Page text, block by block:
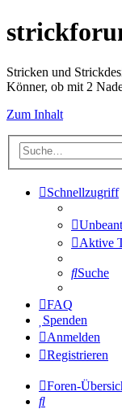
Stricken und
Könner, ob mit 2
Zum Inhalt
Schnellzugriff
Aktive
Suche
FAQ
Spenden
Anmelden
Registrieren
Foren-
Suche